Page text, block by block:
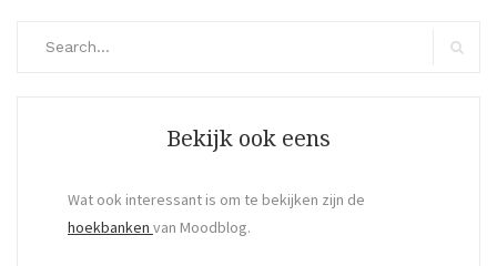
Bekijk ook eens
Wat ook interessant is om te bekijken zijn de
hoekbanken van Moodblog.